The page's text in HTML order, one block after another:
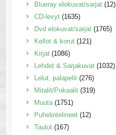
Blueray elokuvat/sarjat (12)
CD-levyt (1635)
Dvd elokuvat/sarjat (1765)
Kellot & korut (121)
Kirjat (1086)
Lehdet & Sarjakuvat (1032)
Lelut, palapelit (276)
Mitalit/Pokaalit (319)
Muuta (1751)
Puhelintelineet (12)
Taulut (167)